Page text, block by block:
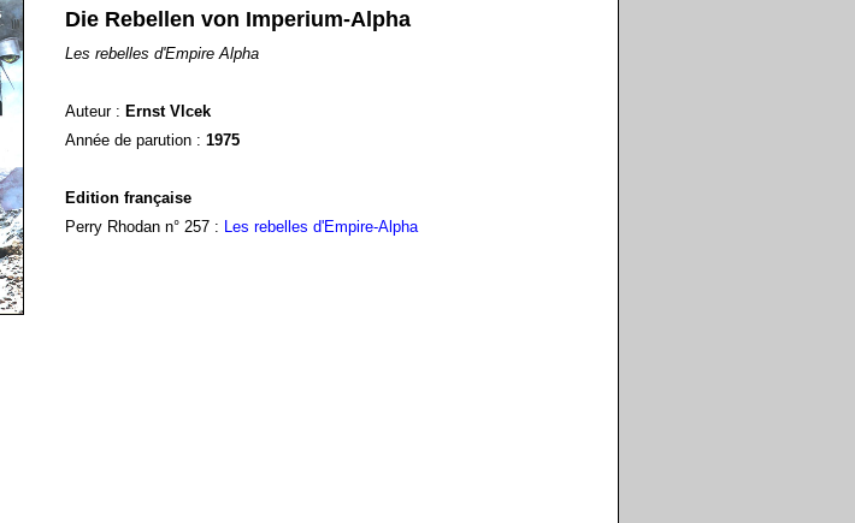
Die Rebellen von Imperium-Alpha
Les rebelles d'Empire Alpha
Auteur : Ernst Vlcek
Année de parution : 1975
Edition française
Perry Rhodan n° 257 : Les rebelles d'Empire-Alpha